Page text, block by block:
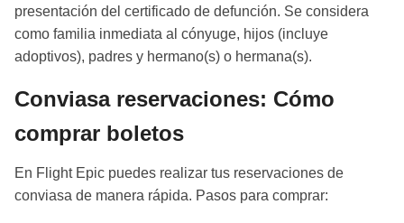
presentación del certificado de defunción. Se considera
como familia inmediata al cónyuge, hijos (incluye
adoptivos), padres y hermano(s) o hermana(s).
Conviasa reservaciones: Cómo
comprar boletos
En Flight Epic puedes realizar tus reservaciones de
conviasa de manera rápida. Pasos para comprar: